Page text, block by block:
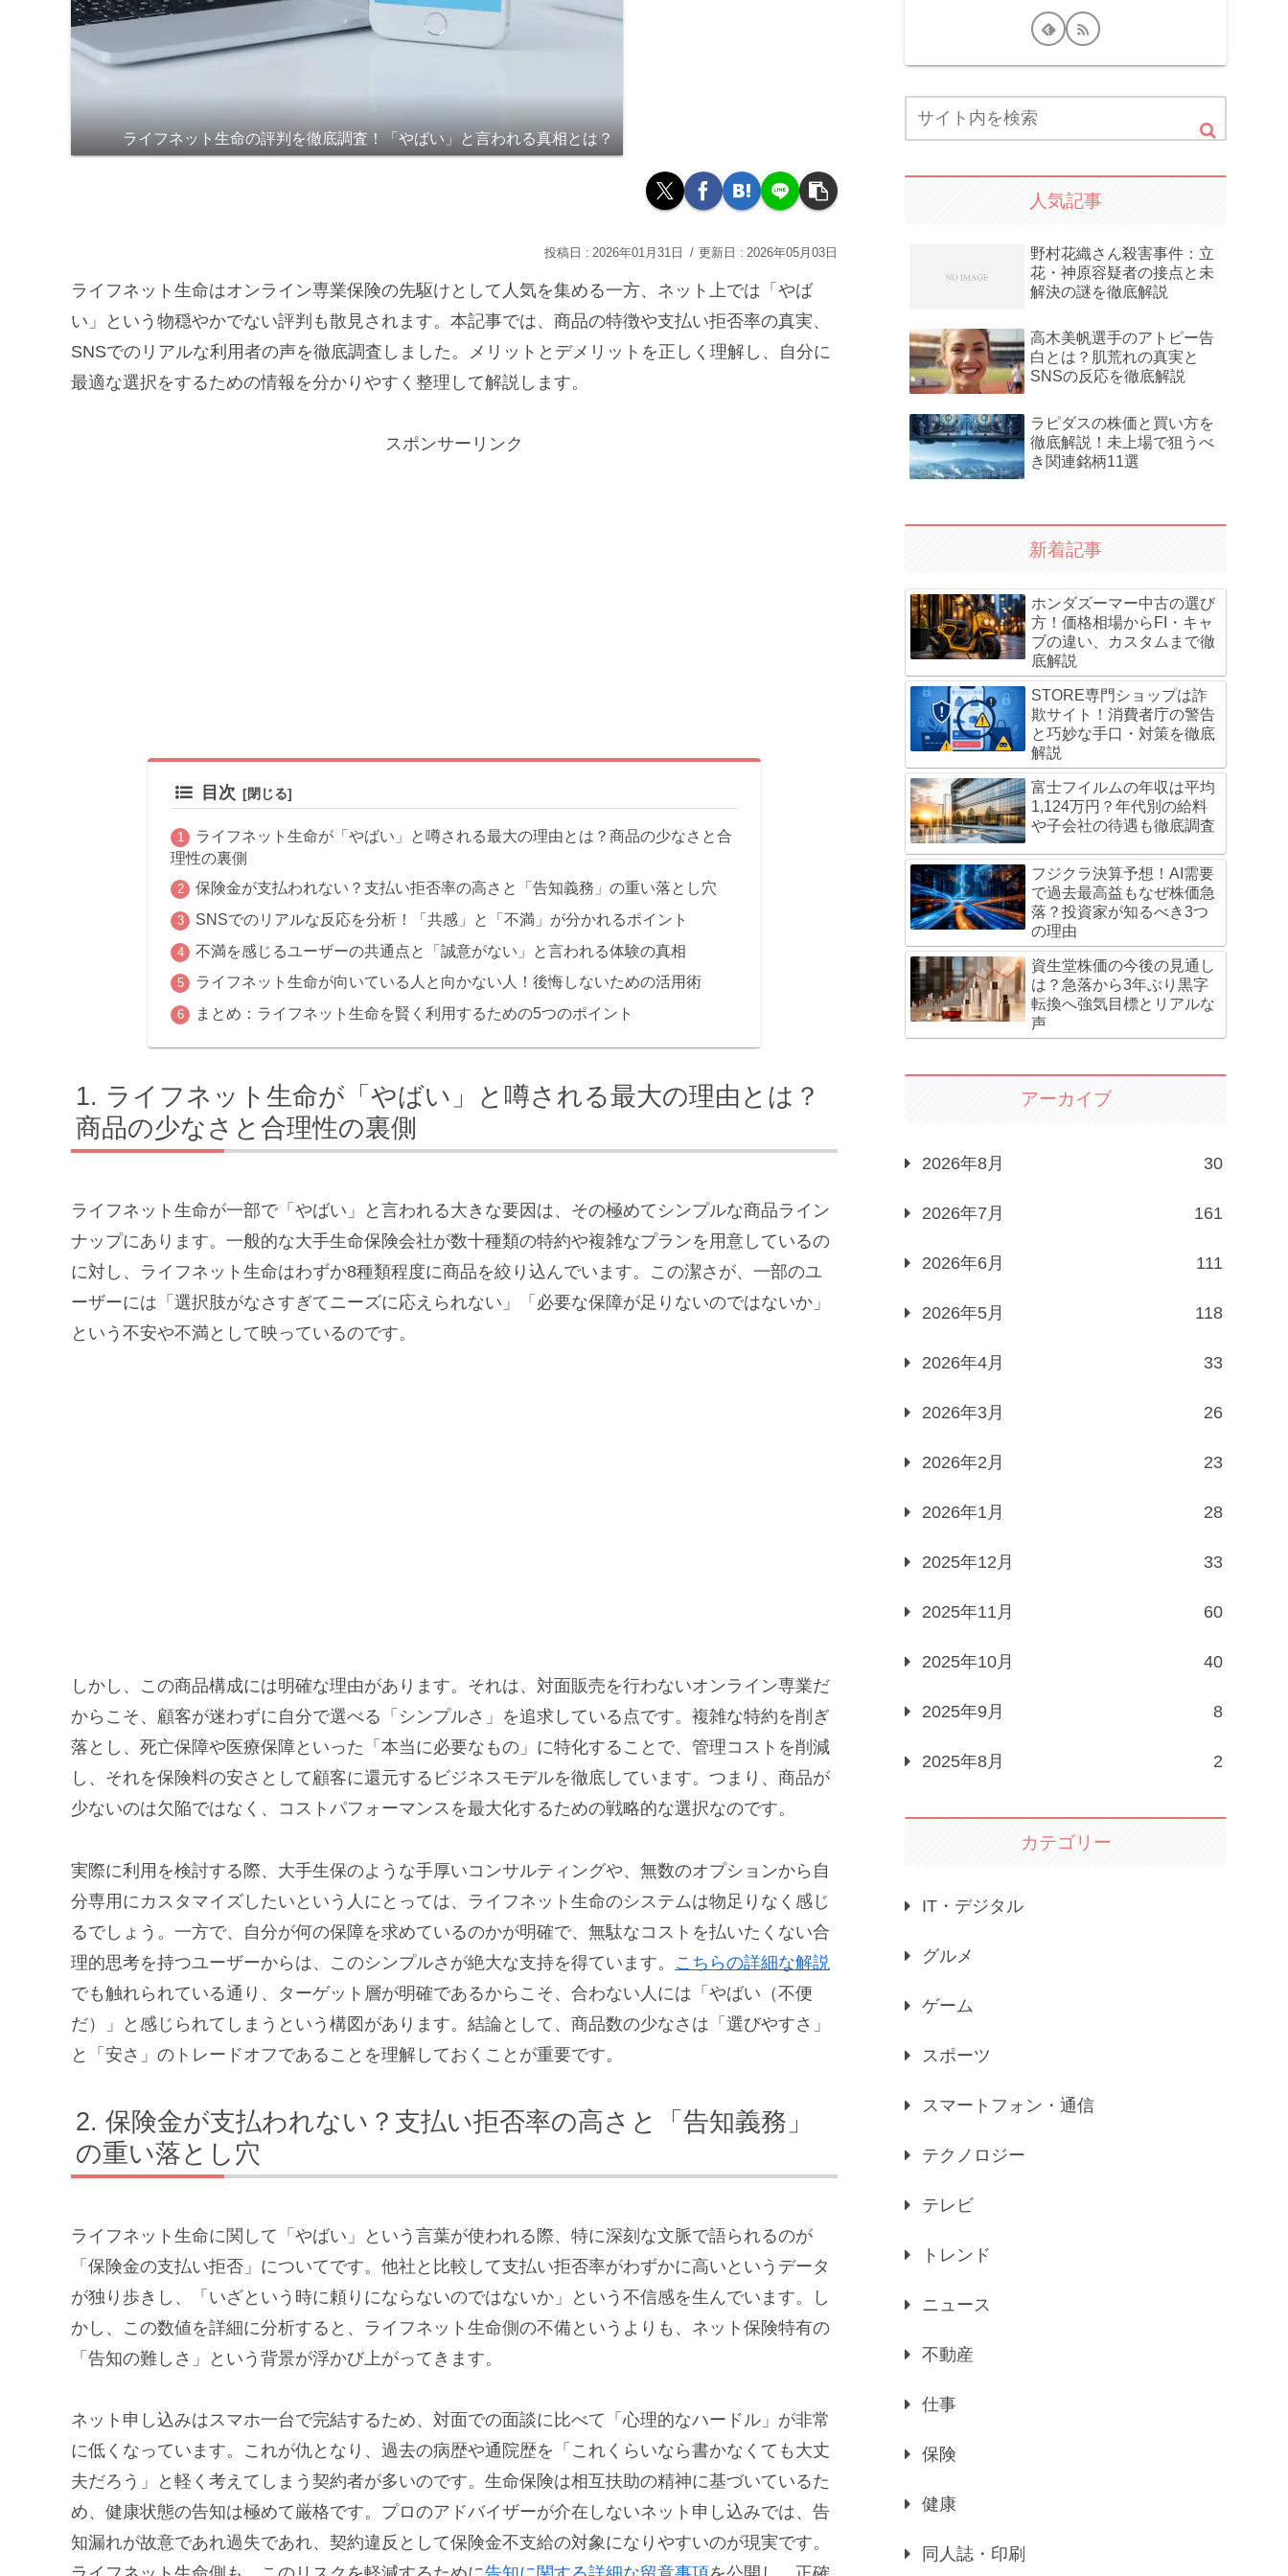
ライフネット生命の評判を徹底調査！「やばい」と言われる真相とは？
2026年01月31日 2026年05月03日
ライフネット生命はオンライン専業保険の先駆けとして人気を集める一方、ネット上では「やば
い」という物穏やかでない評判も散見されます。本記事では、商品の特徴や支払い拒否率の真実、
SNSでのリアルな利用者の声を徹底調査しました。メリットとデメリットを正しく理解し、自分に
最適な選択をするための情報を分かりやすく整理して解説します。
スポンサーリンク
目次
ライフネット生命が「やばい」と噂される最大の理由とは？商品の少なさと合
理性の裏側
保険金が支払われない？支払い拒否率の高さと「告知義務」の重い落とし穴
SNSでのリアルな反応を分析！「共感」と「不満」が分かれるポイント
不満を感じるユーザーの共通点と「誠意がない」と言われる体験の真相
ライフネット生命が向いている人と向かない人！後悔しないための活用術
まとめ：ライフネット生命を賢く利用するための5つのポイント
ライフネット生命が「やばい」と噂される最大の理由とは？
商品の少なさと合理性の裏側
ライフネット生命が一部で「やばい」と言われる大きな要因は、その極めてシンプルな商品ライン
ナップにあります。一般的な大手生命保険会社が数十種類の特約や複雑なプランを用意しているの
に対し、ライフネット生命はわずか8種類程度に商品を絞り込んでいます。この潔さが、一部のユ
ーザーには「選択肢がなさすぎてニーズに応えられない」「必要な保障が足りないのではないか」
という不安や不満として映っているのです。
しかし、この商品構成には明確な理由があります。それは、対面販売を行わないオンライン専業だ
からこそ、顧客が迷わずに自分で選べる「シンプルさ」を追求している点です。複雑な特約を削ぎ
落とし、死亡保障や医療保障といった「本当に必要なもの」に特化することで、管理コストを削減
し、それを保険料の安さとして顧客に還元するビジネスモデルを徹底しています。つまり、商品が
少ないのは欠陥ではなく、コストパフォーマンスを最大化するための戦略的な選択なのです。
実際に利用を検討する際、大手生保のような手厚いコンサルティングや、無数のオプションから自
分専用にカスタマイズしたいという人にとっては、ライフネット生命のシステムは物足りなく感じ
るでしょう。一方で、自分が何の保障を求めているのかが明確で、無駄なコストを払いたくない合
理的思考を持つユーザーからは、このシンプルさが絶大な支持を得ています。 こちらの詳細な解説
でも触れられている通り、ターゲット層が明確であるからこそ、合わない人には「やばい（不便
だ）」と感じられてしまうという構図があります。結論として、商品数の少なさは「選びやすさ」
と「安さ」のトレードオフであることを理解しておくことが重要です。
保険金が支払われない？支払い拒否率の高さと「告知義務」
の重い落とし穴
ライフネット生命に関して「やばい」という言葉が使われる際、特に深刻な文脈で語られるのが
「保険金の支払い拒否」についてです。他社と比較して支払い拒否率がわずかに高いというデータ
が独り歩きし、「いざという時に頼りにならないのではないか」という不信感を生んでいます。し
かし、この数値を詳細に分析すると、ライフネット生命側の不備というよりも、ネット保険特有の
「告知の難しさ」という背景が浮かび上がってきます。
ネット申し込みはスマホ一台で完結するため、対面での面談に比べて「心理的なハードル」が非常
に低くなっています。これが仇となり、過去の病歴や通院歴を「これくらいなら書かなくても大丈
夫だろう」と軽く考えてしまう契約者が多いのです。生命保険は相互扶助の精神に基づいているた
め、健康状態の告知は極めて厳格です。プロのアドバイザーが介在しないネット申し込みでは、告
知漏れが故意であれ過失であれ、契約違反として保険金不支給の対象になりやすいのが現実です。
人気記事
野村花織さん殺害事件：立
花・神原容疑者の接点と未
解決の謎を徹底解説
高木美帆選手のアトピー告
白とは？肌荒れの真実と
SNSの反応を徹底解説
ラピダスの株価と買い方を
徹底解説！未上場で狙うべ
き関連銘柄11選
新着記事
ホンダズーマー中古の選び
方！価格相場からFI・キャ
ブの違い、カスタムまで徹
底解説
STORE専門ショップは詐
欺サイト！消費者庁の警告
と巧妙な手口・対策を徹底
解説
富士フイルムの年収は平均
1,124万円？年代別の給料
や子会社の待遇も徹底調査
フジクラ決算予想！AI需要
で過去最高益もなぜ株価急
落？投資家が知るべき3つ
の理由
資生堂株価の今後の見通し
は？急落から3年ぶり黒字
転換へ強気目標とリアルな
声
アーカイブ
2026年8月 30
2026年7月 161
2026年6月 111
2026年5月 118
2026年4月 33
2026年3月 26
2026年2月 23
2026年1月 28
2025年12月 33
2025年11月 60
2025年10月 40
2025年9月 8
2025年8月 2
カテゴリー
IT・デジタル
グルメ
ゲーム
スポーツ
スマートフォン・通信
テクノロジー
テレビ
トレンド
ニュース
不動産
仕事
保険
健康
同人誌・印刷